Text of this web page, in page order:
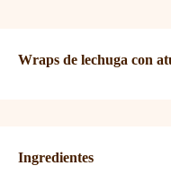
Wraps de lechuga con
Ingredientes